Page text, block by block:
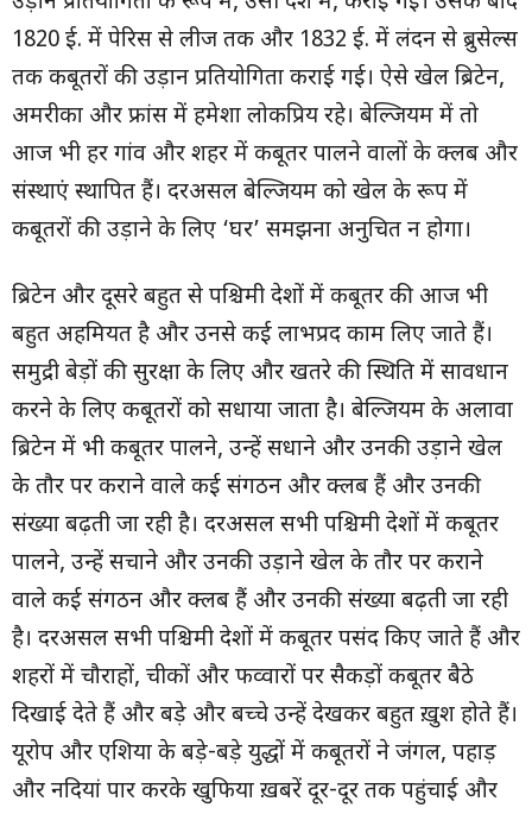
1820 ई. में पेरिस से लीज तक और 1832 ई. में लंदन से ब्रुसेल्स
तक कबूतरों की उड़ान प्रतियोगिता कराई गई। ऐसे खेल ब्रिटेन,
अमरीका और फ्रांस में हमेशा लोकप्रिय रहे। बेल्जियम में तो
आज भी हर गांव और शहर में कबूतर पालने वालों के क्लब और
संस्थाएं स्थापित हैं। दरअसल बेल्जियम को खेल के रूप में
कबूतरों की उड़ाने के लिए ‘घर’ समझना अनुचित न होगा।
ब्रिटेन और दूसरे बहुत से पश्चिमी देशों में कबूतर की आज भी
बहुत अहमियत है और उनसे कई लाभप्रद काम लिए जाते हैं।
समुद्री बेड़ों की सुरक्षा के लिए और खतरे की स्थिति में सावधान
करने के लिए कबूतरों को सधाया जाता है। बेल्जियम के अलावा
ब्रिटेन में भी कबूतर पालने, उन्हें सधाने और उनकी उड़ाने खेल
के तौर पर कराने वाले कई संगठन और क्लब हैं और उनकी
संख्या बढ़ती जा रही है। दरअसल सभी पश्चिमी देशों में कबूतर
पालने, उन्हें सचाने और उनकी उड़ाने खेल के तौर पर कराने
वाले कई संगठन और क्लब हैं और उनकी संख्या बढ़ती जा रही
है। दरअसल सभी पश्चिमी देशों में कबूतर पसंद किए जाते हैं और
शहरों में चौराहों, चीकों और फव्वारों पर सैकड़ों कबूतर बैठे
दिखाई देते हैं और बड़े और बच्चे उन्हें देखकर बहुत ख़ुश होते हैं।
यूरोप और एशिया के बड़े-बड़े युद्धों में कबूतरों ने जंगल, पहाड़
और नदियां पार करके खुफिया ख़बरें दूर-दूर तक पहुंचाई और